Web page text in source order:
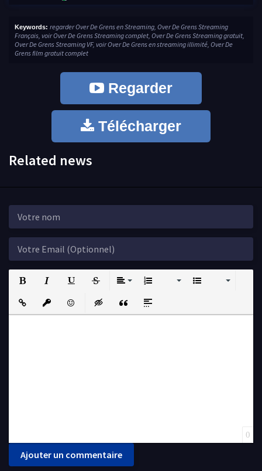
Keywords: regarder Over De Grens en Streaming, Over De Grens Streaming
Français, voir Over De Grens Streaming complet, Over De Grens Streaming gratuit,
Over De Grens Streaming VF, voir Over De Grens en streaming illimité, Over De
Grens film gratuit complet
Regarder
Télécharger
Related news
Strikethrough
Insert LinkInsert protected link
EmoticonsInsert hidden text
Insert QuoteInsert spoiler
0
Ajouter un commentaire